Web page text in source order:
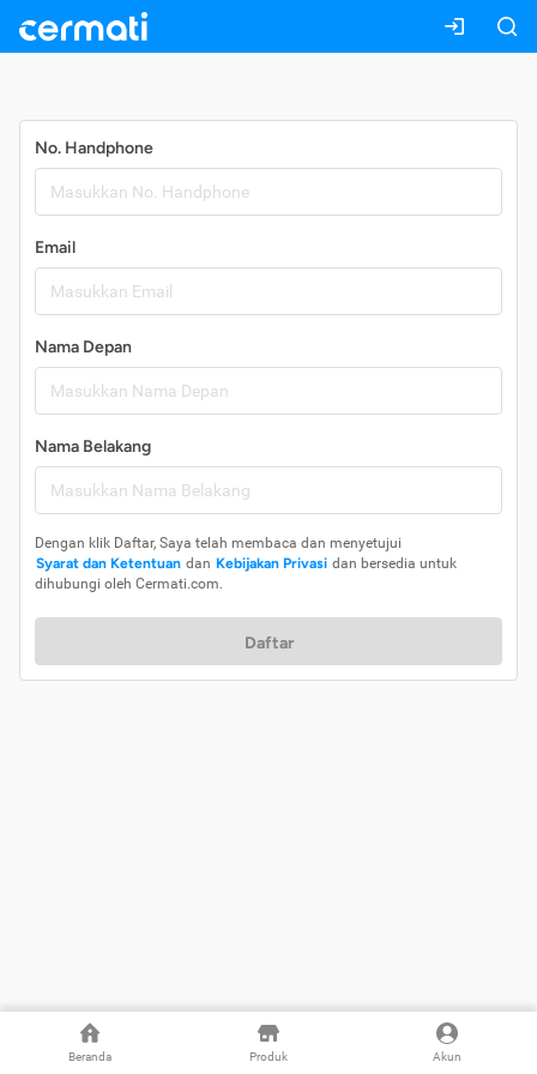
Beranda Produk Akun
No. Handphone
Email
Nama Depan
Nama Belakang
Dengan klik Daftar, Saya telah membaca dan menyetujui
Syarat dan Ketentuan dan Kebijakan Privasi dan bersedia untuk
dihubungi oleh Cermati.com.
Daftar